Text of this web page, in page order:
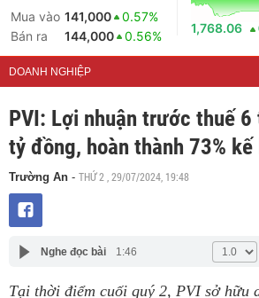
Mua vào 141,000
0.57%
Bán ra
144,000 0.56%
1,768.06
DOANH NGHIỆP
PVI: Lợi nhuận trước thuế
tỷ đồng, hoàn thành 73% kế
Trường An - THỨ 2 , 29/07/2024, 19:48
Nghe đọc bài 1:46
Tại thời điểm cuối quý 2, PVI sở hữu